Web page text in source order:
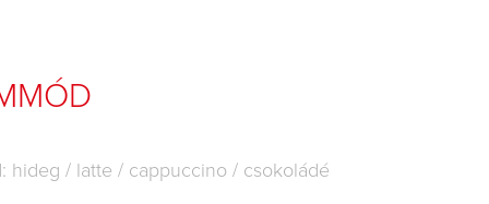
hideg / latte / cappuccino / csokoládé